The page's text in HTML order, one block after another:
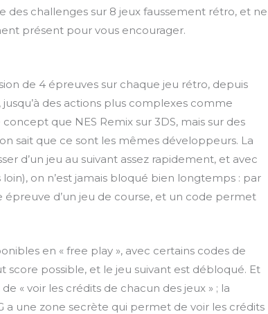
des challenges sur 8 jeux faussement rétro, et ne
présent pour vous encourager.
de 4 épreuves sur chaque jeu rétro, depuis
des actions plus complexes comme
que NES Remix sur 3DS, mais sur des
sait que ce sont les mêmes développeurs. La
d’un jeu au suivant assez rapidement, et avec
on n’est jamais bloqué bien longtemps : par
d’un jeu de course, et un code permet
en « free play », avec certains codes de
score possible, et le jeu suivant est débloqué. Et
« voir les crédits de chacun des jeux » ; la
une zone secrète qui permet de voir les crédits